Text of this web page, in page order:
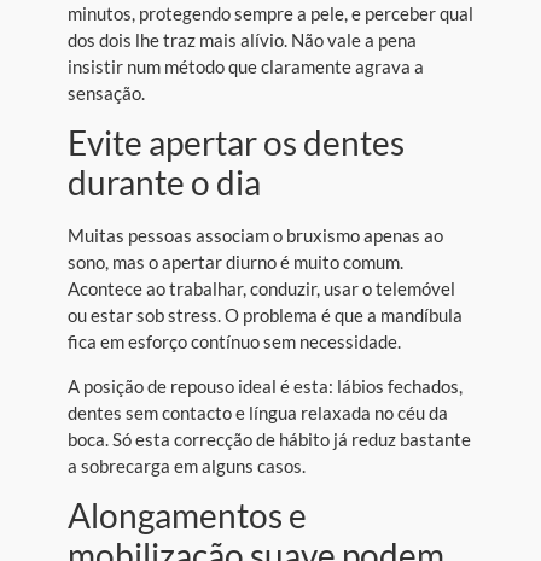
minutos, protegendo sempre a pele, e perceber qual
dos dois lhe traz mais alívio. Não vale a pena
insistir num método que claramente agrava a
sensação.
Evite apertar os dentes
durante o dia
Muitas pessoas associam o bruxismo apenas ao
sono, mas o apertar diurno é muito comum.
Acontece ao trabalhar, conduzir, usar o telemóvel
ou estar sob stress. O problema é que a mandíbula
fica em esforço contínuo sem necessidade.
A posição de repouso ideal é esta: lábios fechados,
dentes sem contacto e língua relaxada no céu da
boca. Só esta correcção de hábito já reduz bastante
a sobrecarga em alguns casos.
Alongamentos e